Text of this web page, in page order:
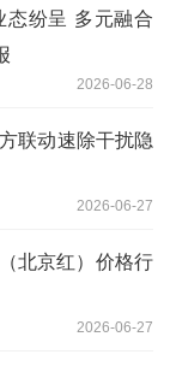
态纷呈 多元融合
2026-06-28
联动速除干扰隐
2026-06-27
北京红）价格行
2026-06-27